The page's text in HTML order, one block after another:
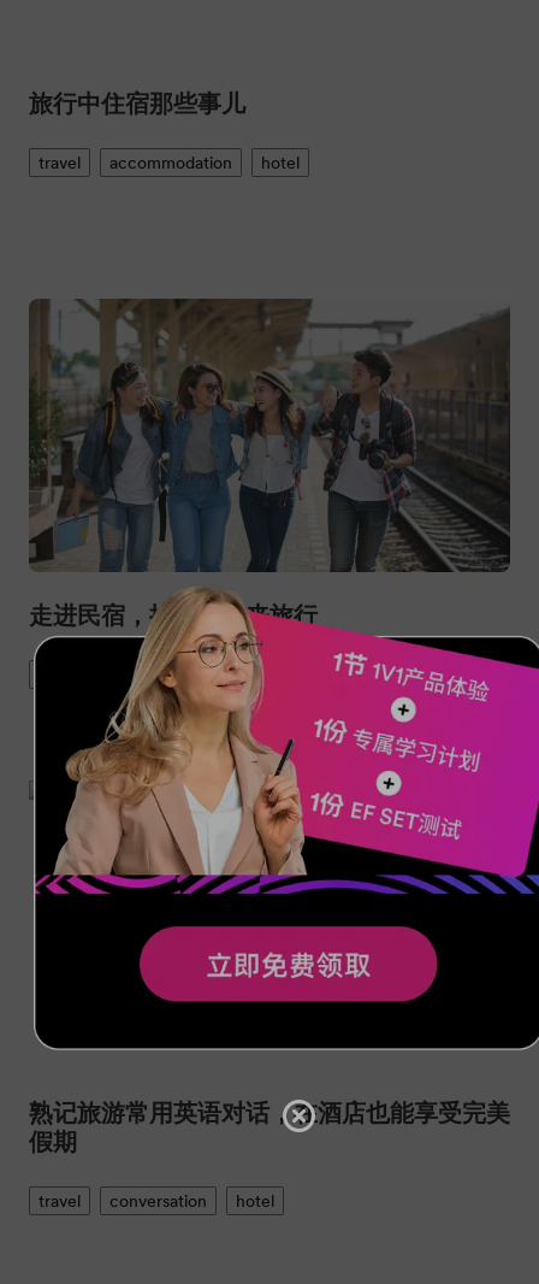
旅行中住宿那些事儿
travel accommodation hotel
走进民宿，换种方式来旅行
Airbnb hotel
熟记旅游常用英语对话，在酒店也能享受完美
假期
travel conversation hotel